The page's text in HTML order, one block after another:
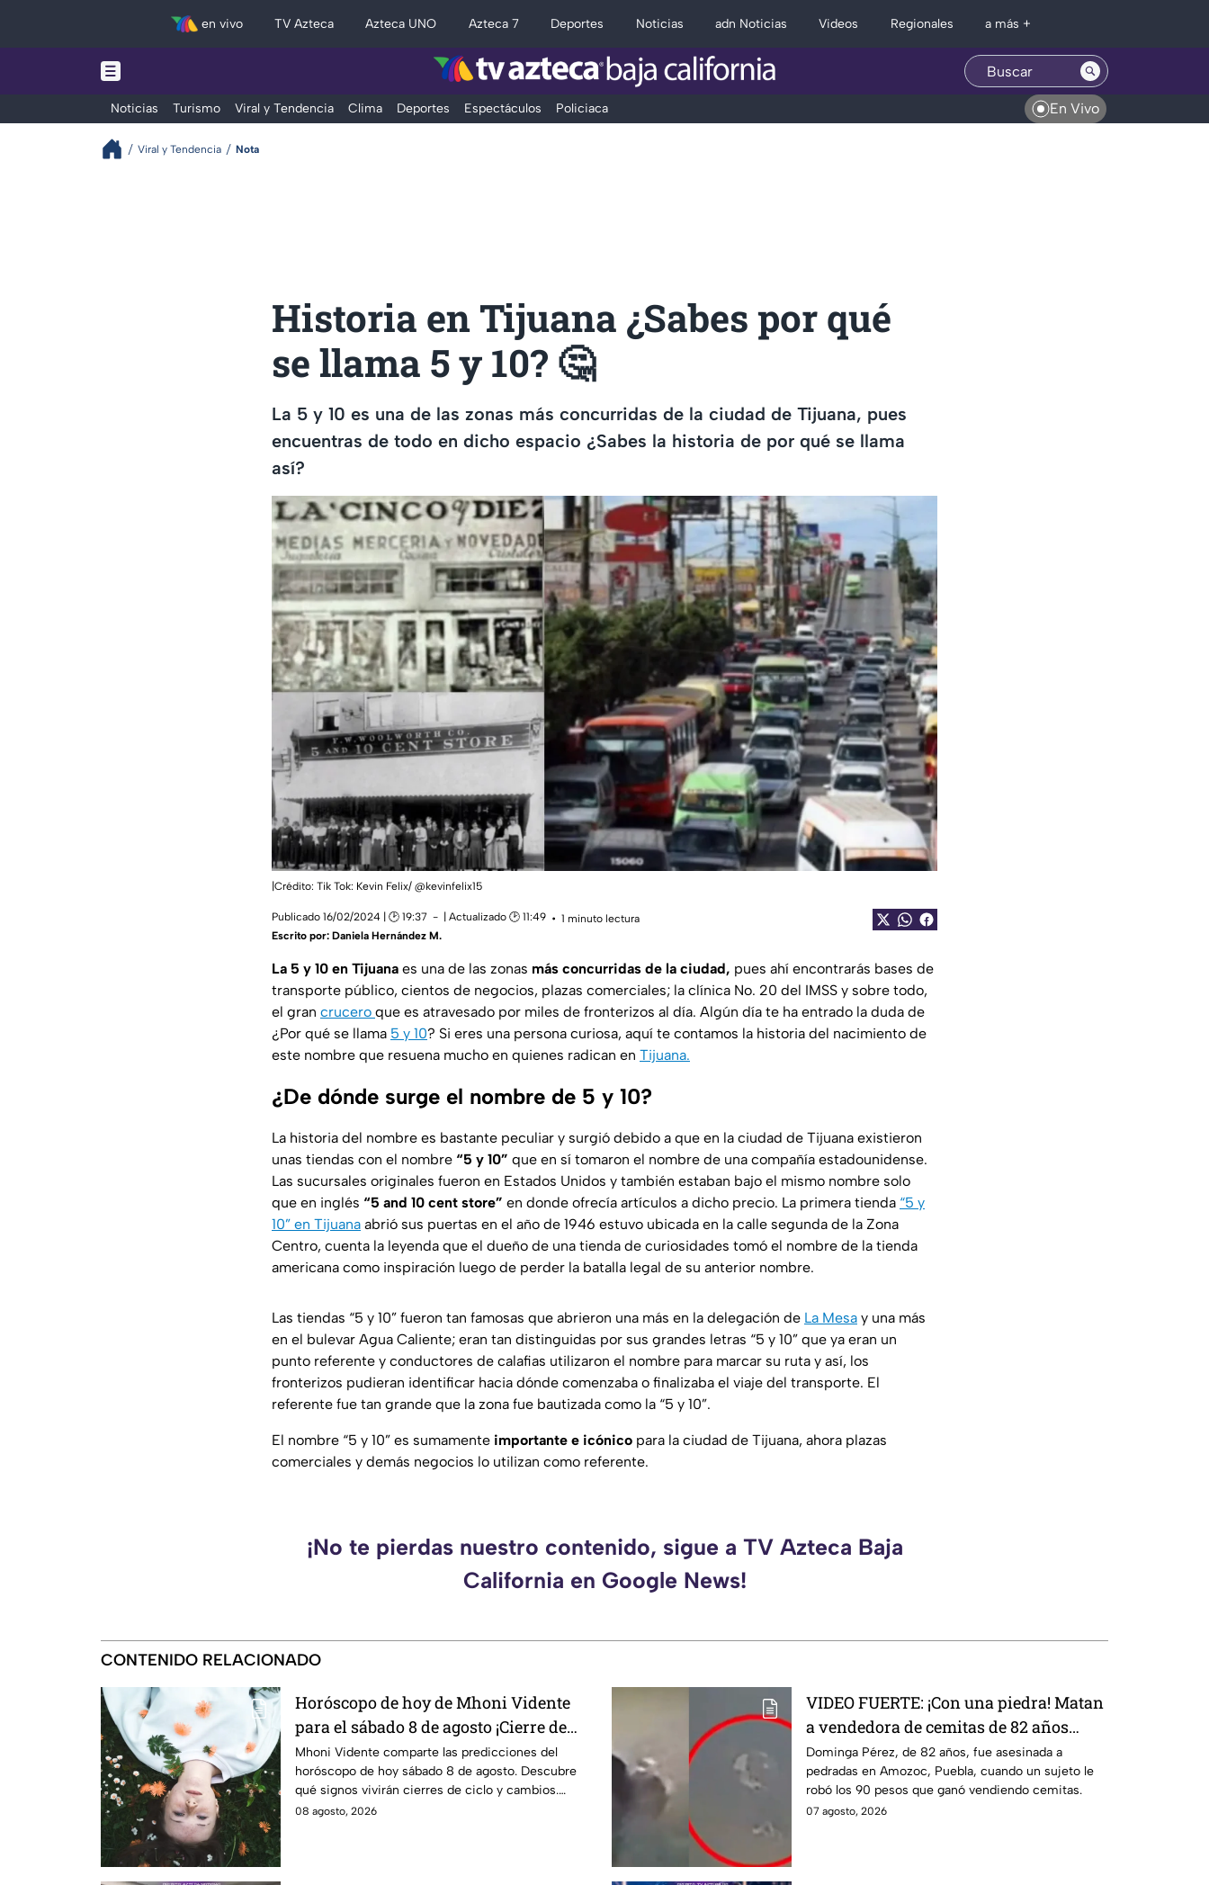
en vivo TV Azteca Azteca UNO Azteca 7 Deportes Noticias adn Noticias Videos Regionales a más +
Noticias Turismo Viral y Tendencia Clima Deportes Espectáculos Policiaca En Vivo
Viral y Tendencia Nota
Historia en Tijuana ¿Sabes por qué
se llama 5 y 10? 🤔
La 5 y 10 es una de las zonas más concurridas de la ciudad de Tijuana, pues
encuentras de todo en dicho espacio ¿Sabes la historia de por qué se llama
así?
|Crédito: Tik Tok: Kevin Felix/ @kevinfelix15
Publicado 16/02/2024 | 🕑 19:37 | Actualizado 🕑 11:49
1 minuto lectura
Escrito por: Daniela Hernández M.
La 5 y 10 en Tijuana es una de las zonas más concurridas de la ciudad, pues ahí encontrarás bases de
transporte público, cientos de negocios, plazas comerciales; la clínica No. 20 del IMSS y sobre todo,
el gran crucero que es atravesado por miles de fronterizos al día. Algún día te ha entrado la duda de
¿Por qué se llama 5 y 10? Si eres una persona curiosa, aquí te contamos la historia del nacimiento de
este nombre que resuena mucho en quienes radican en Tijuana.
¿De dónde surge el nombre de 5 y 10?
La historia del nombre es bastante peculiar y surgió debido a que en la ciudad de Tijuana existieron
unas tiendas con el nombre “5 y 10” que en sí tomaron el nombre de una compañía estadounidense.
Las sucursales originales fueron en Estados Unidos y también estaban bajo el mismo nombre solo
que en inglés “5 and 10 cent store” en donde ofrecía artículos a dicho precio. La primera tienda “5 y
10” en Tijuana abrió sus puertas en el año de 1946 estuvo ubicada en la calle segunda de la Zona
Centro, cuenta la leyenda que el dueño de una tienda de curiosidades tomó el nombre de la tienda
americana como inspiración luego de perder la batalla legal de su anterior nombre.
Las tiendas “5 y 10” fueron tan famosas que abrieron una más en la delegación de La Mesa y una más
en el bulevar Agua Caliente; eran tan distinguidas por sus grandes letras “5 y 10” que ya eran un
punto referente y conductores de calafias utilizaron el nombre para marcar su ruta y así, los
fronterizos pudieran identificar hacia dónde comenzaba o finalizaba el viaje del transporte. El
referente fue tan grande que la zona fue bautizada como la “5 y 10”.
El nombre “5 y 10” es sumamente importante e icónico para la ciudad de Tijuana, ahora plazas
comerciales y demás negocios lo utilizan como referente.
¡No te pierdas nuestro contenido, sigue a TV Azteca Baja
California en Google News!
CONTENIDO RELACIONADO
Horóscopo de hoy de Mhoni Vidente
para el sábado 8 de agosto ¡Cierre de
ciclo!
Mhoni Vidente comparte las predicciones del
horóscopo de hoy sábado 8 de agosto. Descubre
qué signos vivirán cierres de ciclo y cambios.
¿Estás listo?
08 agosto, 2026
VIDEO FUERTE: ¡Con una piedra! Matan
a vendedora de cemitas de 82 años
mientras iba a su casa
Dominga Pérez, de 82 años, fue asesinada a
pedradas en Amozoc, Puebla, cuando un sujeto le
robó los 90 pesos que ganó vendiendo cemitas.
07 agosto, 2026